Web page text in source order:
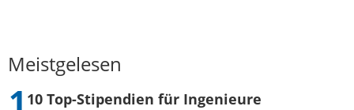
Meistgelesen
10 Top-Stipendien für Ingenieure